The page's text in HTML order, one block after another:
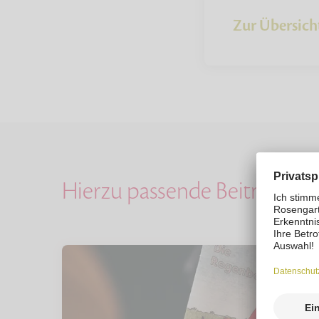
Zur
Hierzu passende Beiträge